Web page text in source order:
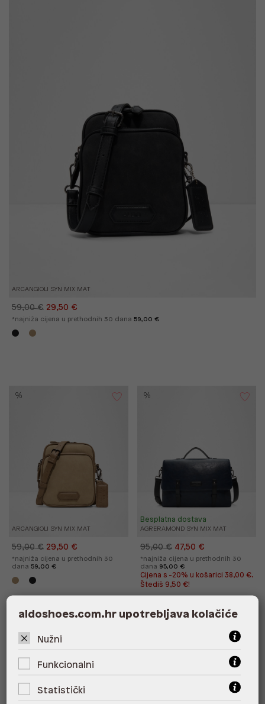
ARCANGIOLI SYN MIX MAT
59,00 € 29,50 €
*najniža cijena u prethodnih 30 dana 59,00 €
ARCANGIOLI SYN MIX MAT
%
59,00 € 29,50 €
*najniža cijena u prethodnih 30
dana 59,00 €
AGRERAMOND SYN MIX MAT
Besplatna dostava
%
95,00 € 47,50 €
*najniža cijena u prethodnih 30
dana 95,00 €
Cijena s -20% u košarici 38,00 €.
Štediš 9,50 €!
%
aldoshoes.com.hr upotrebljava kolačiće
Nužni
Funkcionalni
Statistički